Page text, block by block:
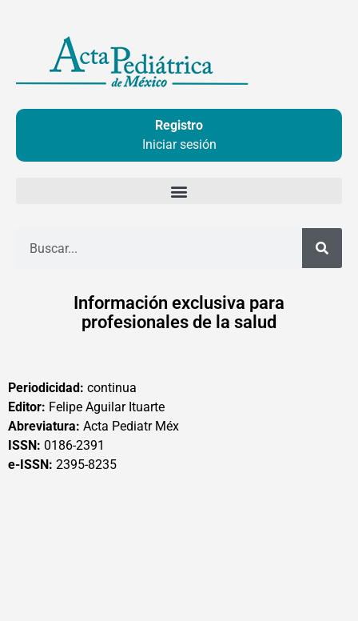
contenido
Registro
Iniciar sesión
Información exclusiva para
profesionales de la salud
Periodicidad: continua
Editor: Felipe Aguilar Ituarte
Abreviatura: Acta Pediatr Méx
ISSN: 0186-2391
e-ISSN: 2395-8235